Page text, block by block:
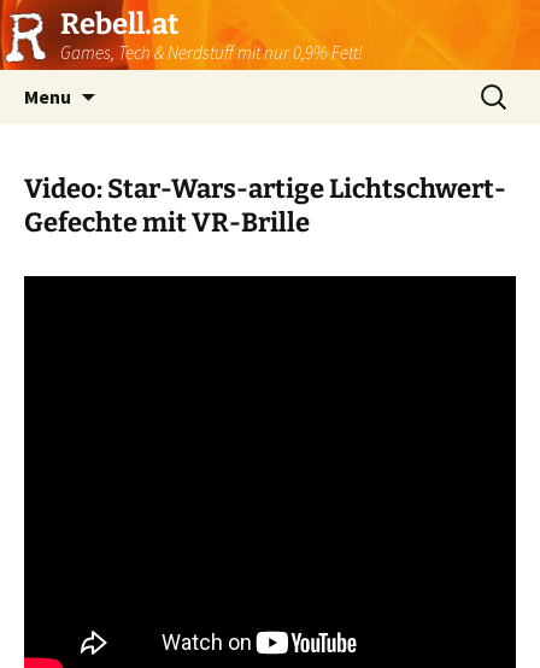
Rebell.at
Games, Tech & Nerdstuff mit nur 0,9% Fett!
Menu
Suchen
nach:
Video: Star-Wars-artige Lichtschwert-
Gefechte mit VR-Brille